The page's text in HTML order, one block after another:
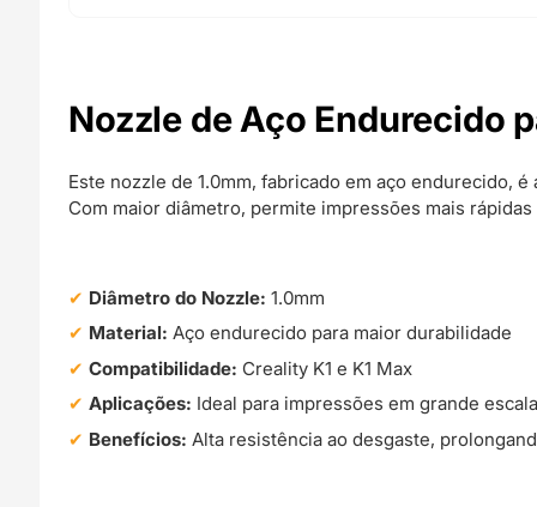
Nozzle de Aço Endurecido
Este nozzle de 1.0mm, fabricado em aço endurecido,
Com maior diâmetro, permite impressões mais
Diâmetro do Nozzle: 1.0mm
Material: Aço endurecido para maior durabilidade
Compatibilidade: Creality K1 e K1 Max
Aplicações: Ideal para impressões em grande
Benefícios: Alta resistência ao desgaste,